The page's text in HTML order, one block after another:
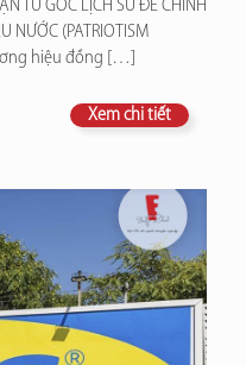
TỪ GÓC LỊCH SỬ ĐỂ CHINH
NƯỚC (PATRIOTISM
hiệu đồng […]
Xem chi tiết